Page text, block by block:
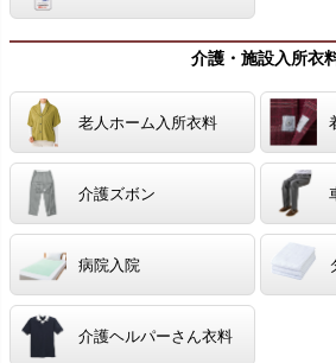
介護・施設入所衣
老人ホーム入所衣料
介護ズボン
病院入院
介護ヘルパーさん衣料